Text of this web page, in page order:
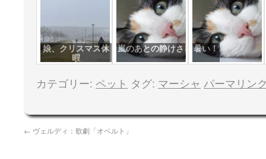
娘、クリスマス休
暇
嵐のあとの静けさ 暑い！
カテゴリー: ペット タグ: マーシャ パーマリン
← ヴェルディ：歌劇「オベルト」